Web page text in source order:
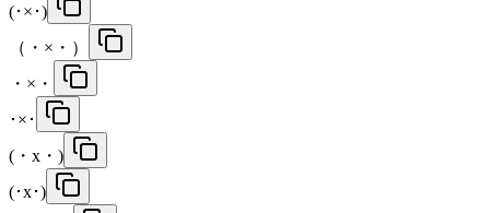
(･×･)
（・×・）
・×・
･×･
(・x・)
(･x･)